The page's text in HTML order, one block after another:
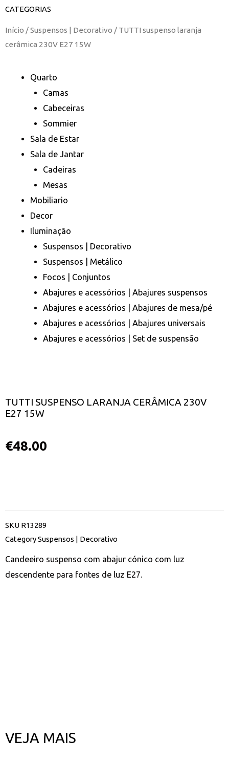
CATEGORIAS
Início /Suspensos | Decorativo / TUTTI suspenso laranja
cerâmica 230V E27 15W
Quarto
Camas
Cabeceiras
Sommier
Sala de Estar
Sala de Jantar
Cadeiras
Mesas
Mobiliario
Decor
Iluminação
Suspensos | Decorativo
Suspensos | Metálico
Focos | Conjuntos
Abajures e acessórios | Abajures suspensos
Abajures e acessórios | Abajures de mesa/pé
Abajures e acessórios | Abajures universais
Abajures e acessórios | Set de suspensão
TUTTI SUSPENSO LARANJA CERÂMICA 230V
E27 15W
€48.00
SKU R13289
CategorySuspensos | Decorativo
Candeeiro suspenso com abajur cónico com luz
descendente para fontes de luz E27.
VEJA MAIS